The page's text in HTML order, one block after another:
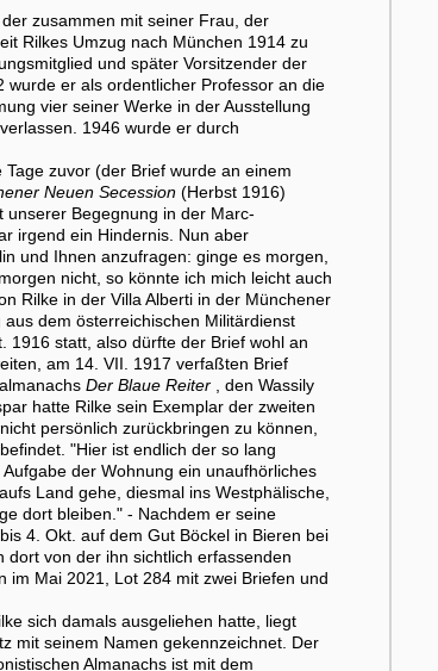
zusammen mit seiner Frau, der
Rilkes Umzug nach München 1914 zu
und später Vorsitzender der
er als ordentlicher Professor an die
vier seiner Werke in der Ausstellung
1946 wurde er durch
zuvor (der Brief wurde an einem
Neuen Secession(Herbst 1916)
Begegnung in der Marc-
irgend ein Hindernis. Nun aber
und Ihnen anzufragen: ginge es morgen,
nicht, so könnte ich mich leicht auch
Rilke in der Villa Alberti in der Münchener
dem österreichischen Militärdienst
1916 statt, also dürfte der Brief wohl an
am 14. VII. 1917 verfaßten Brief
Der Blaue Reiter, den Wassily
hatte Rilke sein Exemplar der zweiten
persönlich zurückbringen zu können,
"Hier ist endlich der so lang
der Wohnung ein unaufhörliches
Land gehe, diesmal ins Westphälische,
dort bleiben." - Nachdem er seine
4. Okt. auf dem Gut Böckel in Bieren bei
von der ihn sichtlich erfassenden
im Mai 2021, Lot 284 mit zwei Briefen und
sich damals ausgeliehen hatte, liegt
mit seinem Namen gekennzeichnet. Der
Almanachs ist mit dem